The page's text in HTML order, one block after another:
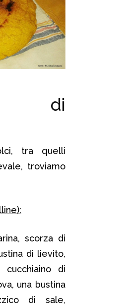
di
tra quelli
troviamo
scorza di
di lievito,
di
una bustina
di sale,